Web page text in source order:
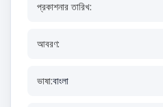
প্রকাশনার তারিখ:
আবরণ:
ভাষা:বাংলা